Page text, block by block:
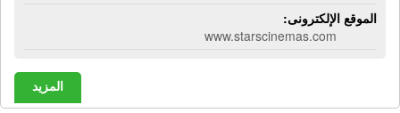
الموقع الإلكترونى:
www.starscinemas.com
المزيد